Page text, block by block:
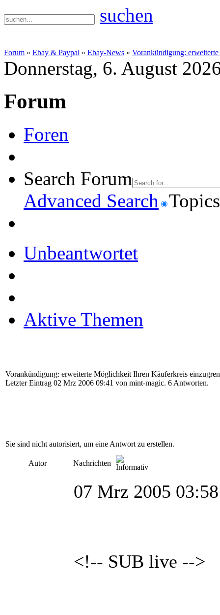
suchen
Forum » Ebay & Paypal » Ebay-News » Vorankündigung:
Donnerstag, 6. August
Forum
Foren
Search Forum
Advanced Search Topics
Unbeantwortet
Aktive Themen
Vorankündigung: erweiterte Möglichkeit Ihren Käuferkreis
Letzter Eintrag 02 Mrz 2006 09:41 von mint-magic. 6 Antworten.
Sie sind nicht autorisiert, um eine Antwort zu erstellen.
Autor Nachrichten
07 Mrz 2005 03:58
<!-- SUB live -->